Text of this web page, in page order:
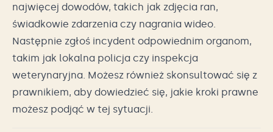
najwięcej dowodów, takich jak zdjęcia ran,
świadkowie zdarzenia czy nagrania wideo.
Następnie zgłoś incydent odpowiednim organom,
takim jak lokalna policja czy inspekcja
weterynaryjna. Możesz również skonsultować się z
prawnikiem, aby dowiedzieć się, jakie kroki prawne
możesz podjąć w tej sytuacji.